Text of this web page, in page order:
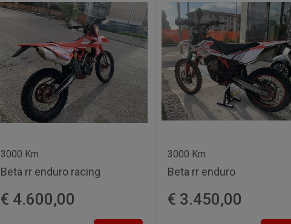
3000 Km
Beta rr enduro racing
€ 4.600,00
3000 Km
Beta rr enduro
€ 3.450,00